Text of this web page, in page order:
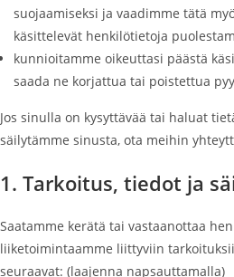
suojaamiseksi ja vaadimme tätä
käsittelevät henkilötietoja
kunnioitamme oikeuttasi päästä
saada ne korjattua tai poistettua
Jos sinulla on kysyttävää tai haluat
säilytämme sinusta, ota meihin
1. Tarkoitus, tiedot ja
Saatamme kerätä tai vastaanottaa
liiketoimintaamme liittyviin
seuraavat: (laajenna napsauttamalla)